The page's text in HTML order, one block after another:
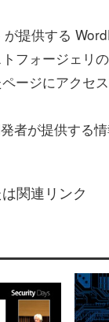
提供する
フォージェリ
ージにアクセ
者が提供する
関連リンク